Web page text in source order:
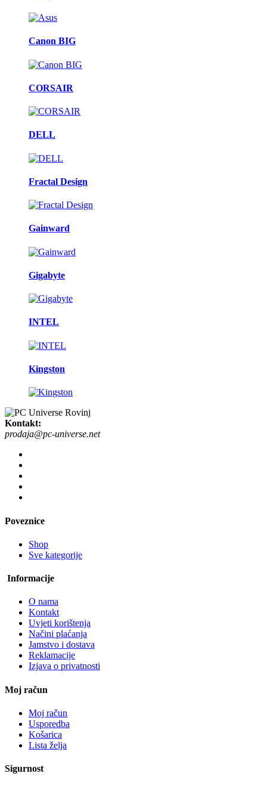
Canon BIG
CORSAIR
DELL
Fractal Design
Gainward
Gigabyte
INTEL
Kingston
Kontakt:
prodaja@pc-universe.net
Poveznice
Shop
Sve kategorije
Informacije
O nama
Kontakt
Uvjeti korištenja
Načini plaćanja
Jamstvo i dostava
Reklamacije
Izjava o privatnosti
Moj račun
Moj račun
Usporedba
Košarica
Lista želja
Sigurnost